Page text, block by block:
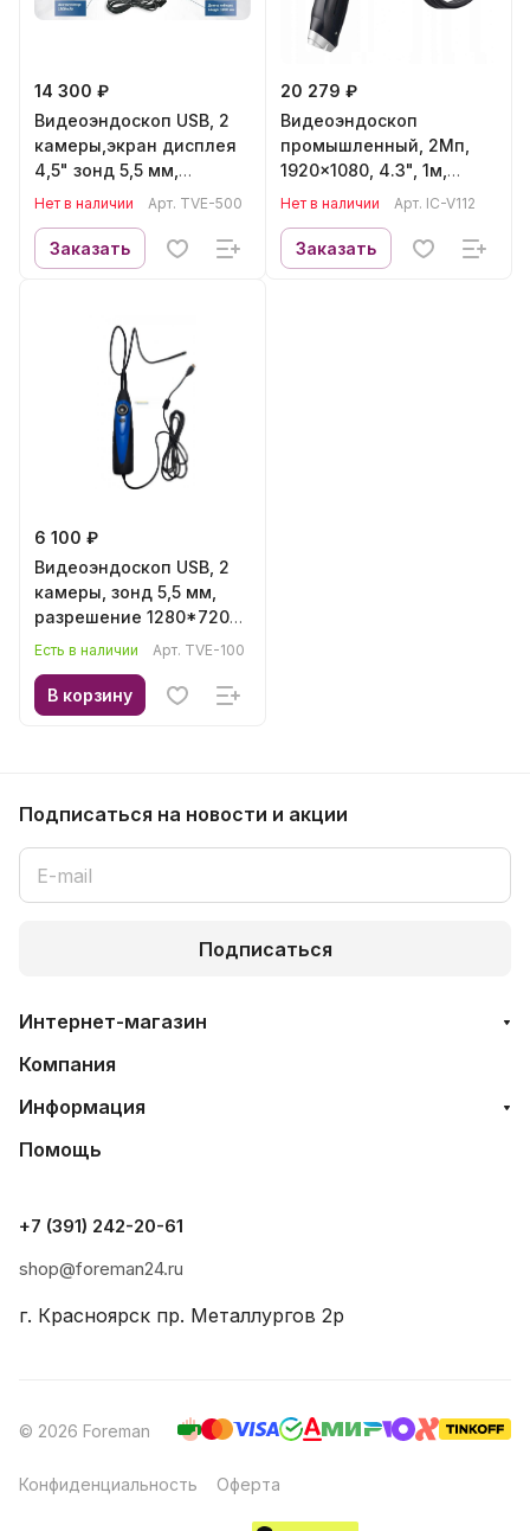
14 300 ₽
Видеоэндоскоп USB, 2
камеры,экран дисплея
4,5" зонд 5,5 мм,
разрешение 1280*720
Нет в наличии Арт. TVE-500
Заказать
20 279 ₽
Видеоэндоскоп
промышленный, 2Мп,
1920x1080, 4.3", 1м,
5.5мм сменный зонд
Нет в наличии Арт. IC-V112
Заказать
6 100 ₽
Видеоэндоскоп USB, 2
камеры, зонд 5,5 мм,
разрешение 1280*720
TVE-100
Есть в наличии Арт. TVE-100
В корзину
Подписаться на новости и акции
Подписаться
Интернет-магазин
Компания
Информация
Помощь
+7 (391) 242-20-61
shop@foreman24.ru
г. Красноярск пр. Металлургов 2р
© 2026 Foreman
Конфиденциальность Оферта